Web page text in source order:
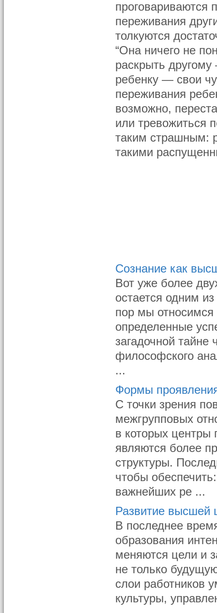
проговариваются
переживания
толкуются
“Она ничего не
раскрыть
ребенку — свои
переживания
возможно,
или тревожиться
таким страшным:
такими
Сознание как
Вот уже более
остается одним
пор мы
определенные
загадочной тайне
философского
...
Формы
С точки зрения
межгрупповых
в которых центры
являются более
структуры.
чтобы
важнейших ре ...
Развитие
В последнее
образования
меняются цели и
не только
слои работников
культуры,